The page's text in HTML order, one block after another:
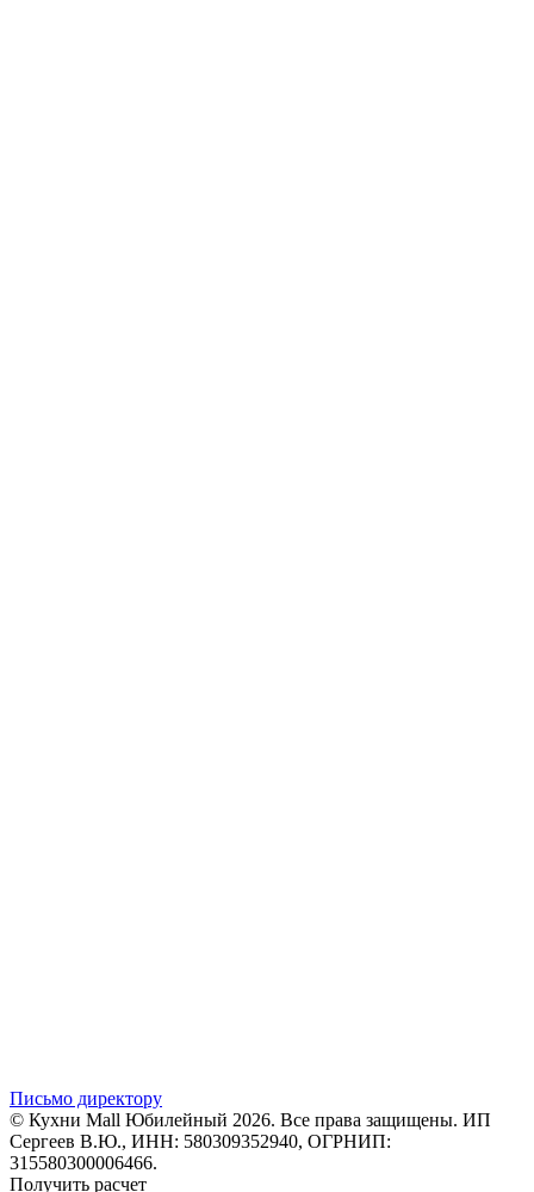
Письмо директору
© Кухни Mall Юбилейный 2026. Все права защищены. ИП
Сергеев В.Ю., ИНН: 580309352940, ОГРНИП:
315580300006466.
Получить расчет